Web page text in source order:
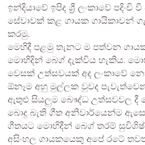
ඉන්දියාවේ ඉපිද ශ්‍රී ලංකාවේ
සේවාවක් කළ ගායක ගායිකාවන්
කරමු.
මෙහිදී පළමු තැනට ම පත්වන
මොහිදින් බෙග් දැක්විය හැකිය.
වෙසක් උත්සවයක් අද ලංකාවේ
ඕනෑම අහු මුල්ලක වුවද
ඇතුළු සියලුම බෞද්ධ උත්සවවල දී
බොදු බැති ගීත අනිවාර්යෙන්ම
ගීතයට මොහිදීන් බෙග් තරම්
අසිංහල ගායකයෙකු අපේ රටේ